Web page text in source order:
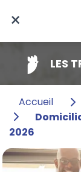
LES
×
Accueil
2026